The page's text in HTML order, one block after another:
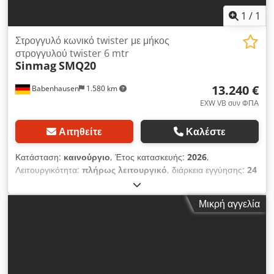
1 / 1
Babenhausen 1.580 km
Στρογγυλό κωνικό twister με μήκος
στρογγυλού twister 6 mtr
SinmagSMQ20
13.240 €
EXW VB συν ΦΠΑ
Αιτηθείτε Καλέστε
Κατάσταση: καινούργιο, Έτος κατασκευής: 2026,
Λειτουργικότητα: πλήρως λειτουργικό, διάρκεια εγγύησης: 24
1.050 χιλ.
χιλ., συνολικό ύψος:1.600 χιλ., κενό βάρος:450 κιλ, Νέα
μηχανή με 24 μήνες εγγύηση Μοντέλο από ανοξείδωτο ατσάλι
Μικρή αγγελία